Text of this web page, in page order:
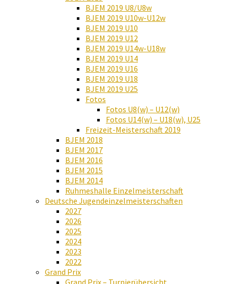
BJEM 2019 U8/U8w
BJEM 2019 U10w-U12w
BJEM 2019 U10
BJEM 2019 U12
BJEM 2019 U14w-U18w
BJEM 2019 U14
BJEM 2019 U16
BJEM 2019 U18
BJEM 2019 U25
Fotos
Fotos U8(w) – U12(w)
Fotos U14(w) – U18(w), U25
Freizeit-Meisterschaft 2019
BJEM 2018
BJEM 2017
BJEM 2016
BJEM 2015
BJEM 2014
Ruhmeshalle Einzelmeisterschaft
Deutsche Jugendeinzelmeisterschaften
2027
2026
2025
2024
2023
2022
Grand Prix
Grand Prix – Turnierübersicht